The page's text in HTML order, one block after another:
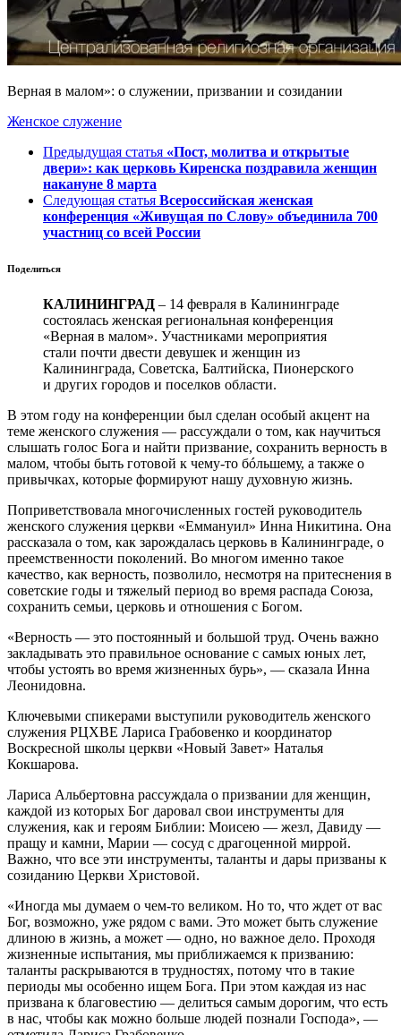
Верная в малом»: о служении, призвании и созидании
Женское служение
Предыдущая статья «Пост, молитва и открытые
двери»: как церковь Киренска поздравила женщин
накануне 8 марта
Следующая статья Всероссийская женская
конференция «Живущая по Слову» объединила 700
участниц со всей России
Поделиться
КАЛИНИНГРАД – 14 февраля в Калининграде
состоялась женская региональная конференция
«Верная в малом». Участниками мероприятия
стали почти двести девушек и женщин из
Калининграда, Советска, Балтийска, Пионерского
и других городов и поселков области.
В этом году на конференции был сделан особый акцент на
теме женского служения — рассуждали о том, как научиться
слышать голос Бога и найти призвание, сохранить верность в
малом, чтобы быть готовой к чему-то бóльшему, а также о
привычках, которые формируют нашу духовную жизнь.
Поприветствовала многочисленных гостей руководитель
женского служения церкви «Еммануил» Инна Никитина. Она
рассказала о том, как зарождалась церковь в Калининграде, о
преемственности поколений. Во многом именно такое
качество, как верность, позволило, несмотря на притеснения в
советские годы и тяжелый период во время распада Союза,
сохранить семьи, церковь и отношения с Богом.
«Верность — это постоянный и большой труд. Очень важно
закладывать это правильное основание с самых юных лет,
чтобы устоять во время жизненных бурь», — сказала Инна
Леонидовна.
Ключевыми спикерами выступили руководитель женского
служения РЦХВЕ Лариса Грабовенко и координатор
Воскресной школы церкви «Новый Завет» Наталья
Кокшарова.
Лариса Альбертовна рассуждала о призвании для женщин,
каждой из которых Бог даровал свои инструменты для
служения, как и героям Библии: Моисею — жезл, Давиду —
пращу и камни, Марии — сосуд с драгоценной миррой.
Важно, что все эти инструменты, таланты и дары призваны к
созиданию Церкви Христовой.
«Иногда мы думаем о чем-то великом. Но то, что ждет от вас
Бог, возможно, уже рядом с вами. Это может быть служение
длиною в жизнь, а может — одно, но важное дело. Проходя
жизненные испытания, мы приближаемся к призванию:
таланты раскрываются в трудностях, потому что в такие
периоды мы особенно ищем Бога. При этом каждая из нас
призвана к благовестию — делиться самым дорогим, что есть
в нас, чтобы как можно больше людей познали Господа», —